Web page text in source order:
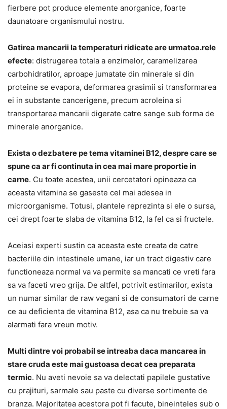
fierbere pot produce elemente anorganice, foarte
daunatoare organismului nostru.
Gatirea mancarii la temperaturi ridicate are urmatoa.rele
efecte: distrugerea totala a enzimelor, caramelizarea
carbohidratilor, aproape jumatate din minerale si din
proteine se evapora, deformarea grasimii si transformarea
ei in substante cancerigene, precum acroleina si
transportarea mancarii digerate catre sange sub forma de
minerale anorganice.
Exista o dezbatere pe tema vitaminei B12, despre care se
spune ca ar fi continuta in cea mai mare proportie in
carne. Cu toate acestea, unii cercetatori opineaza ca
aceasta vitamina se gaseste cel mai adesea in
microorganisme. Totusi, plantele reprezinta si ele o sursa,
cei drept foarte slaba de vitamina B12, la fel ca si fructele.
Aceiasi experti sustin ca aceasta este creata de catre
bacteriile din intestinele umane, iar un tract digestiv care
functioneaza normal va va permite sa mancati ce vreti fara
sa va faceti vreo grija. De altfel, potrivit estimarilor, exista
un numar similar de raw vegani si de consumatori de carne
ce au deficienta de vitamina B12, asa ca nu trebuie sa va
alarmati fara vreun motiv.
Multi dintre voi probabil se intreaba daca mancarea in
stare cruda este mai gustoasa decat cea preparata
termic. Nu aveti nevoie sa va delectati papilele gustative
cu prajituri, sarmale sau paste cu diverse sortimente de
branza. Majoritatea acestora pot fi facute, bineinteles sub o